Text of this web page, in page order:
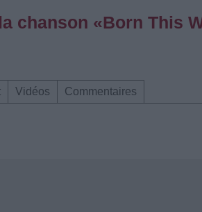
chanson «Born This
Vidéos Commentaires